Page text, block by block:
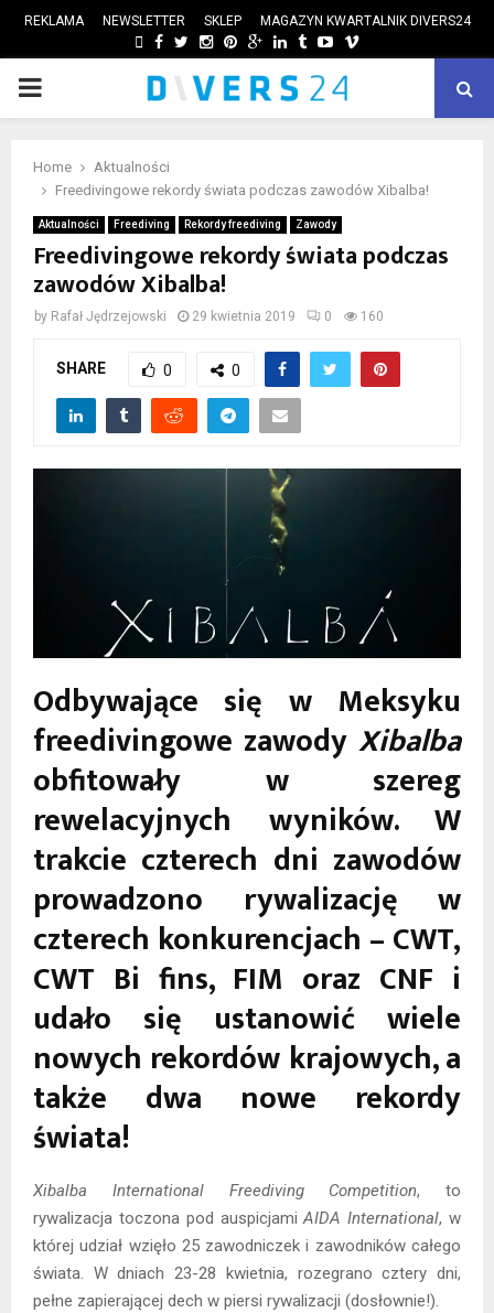
REKLAMA NEWSLETTER SKLEP MAGAZYN KWARTALNIK DIVERS24
FACEBOOK
TWITTER
INSTAGRAM
PINTEREST
GOOGLE
LINKEDIN
TUMBLRYOUTUBE
VIMEO
PRIMARY
Home
Aktualności
Freedivingowe rekordy świata podczas zawodów Xibalba!
Aktualności Freediving Rekordy freediving Zawody
Freedivingowe rekordy świata podczas
zawodów Xibalba!
by Rafał Jędrzejowski 29 kwietnia 2019 0 160
SHARE 0 0
Odbywające się w Meksyku
freedivingowe zawody Xibalba
obfitowały w szereg
rewelacyjnych wyników. W
trakcie czterech dni zawodów
prowadzono rywalizację w
czterech konkurencjach – CWT,
CWT Bi fins, FIM oraz CNF i
udało się ustanowić wiele
nowych rekordów krajowych, a
także dwa nowe rekordy
świata!
Xibalba International Freediving Competition, to
rywalizacja toczona pod auspicjamiAIDA International, w
której udział wzięło 25 zawodniczek i zawodników całego
świata. W dniach 23-28 kwietnia, rozegrano cztery dni,
pełne zapierającej dech w piersi rywalizacji (dosłownie!).